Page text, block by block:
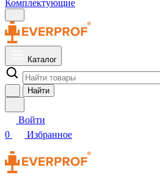
Комплектующие
Каталог
Найти
Войти
0
Избранное